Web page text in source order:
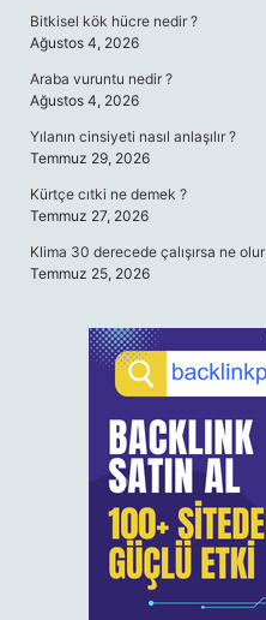
Bitkisel kök hücre nedir ?
Ağustos 4, 2026
Araba vuruntu nedir ?
Ağustos 4, 2026
Yılanın cinsiyeti nasıl anlaşılır ?
Temmuz 29, 2026
Kürtçe cıtki ne demek ?
Temmuz 27, 2026
Klima 30 derecede çalışırsa ne
Temmuz 25, 2026